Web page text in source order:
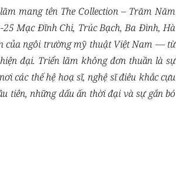
mang tên The Collection – Trăm Năm
Mạc Đĩnh Chi, Trúc Bạch, Ba Đình, Hà
của ngôi trường mỹ thuật Việt Nam — từ
đại. Triển lãm không đơn thuần là sự
các thế hệ hoạ sĩ, nghệ sĩ điêu khắc cựu
tiên, những dấu ấn thời đại và sự gắn bó